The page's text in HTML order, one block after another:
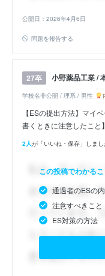
公開日：2026年4月6日
問題を報告する
27卒 小野薬品工業 /
学校名非公開 / 理系 / 男性
【ESの提出方法】マイ
書くときに注意したこと
2人が「いいね・保存」しまし
この投稿でわかるこ
通過者のESの
注意すべきこと
ES対策の方法